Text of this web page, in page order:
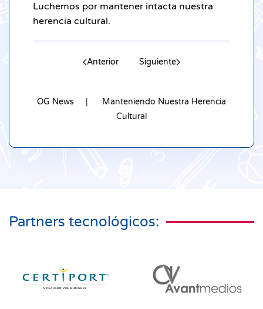
Luchemos por mantener intacta nuestra
herencia cultural.
Anterior Siguiente
OG News
Manteniendo Nuestra Herencia
Cultural
Partners tecnológicos: